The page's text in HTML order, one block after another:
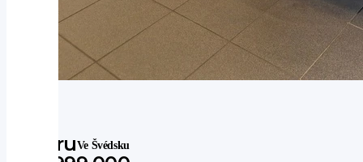
SubaruVe Švédsku